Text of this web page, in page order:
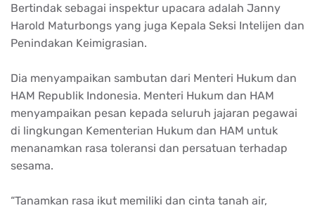
Bertindak sebagai inspektur upacara adalah Janny
Harold Maturbongs yang juga Kepala Seksi Intelijen dan
Penindakan Keimigrasian.
Dia menyampaikan sambutan dari Menteri Hukum dan
HAM Republik Indonesia. Menteri Hukum dan HAM
menyampaikan pesan kepada seluruh jajaran pegawai
di lingkungan Kementerian Hukum dan HAM untuk
menanamkan rasa toleransi dan persatuan terhadap
sesama.
“Tanamkan rasa ikut memiliki dan cinta tanah air,